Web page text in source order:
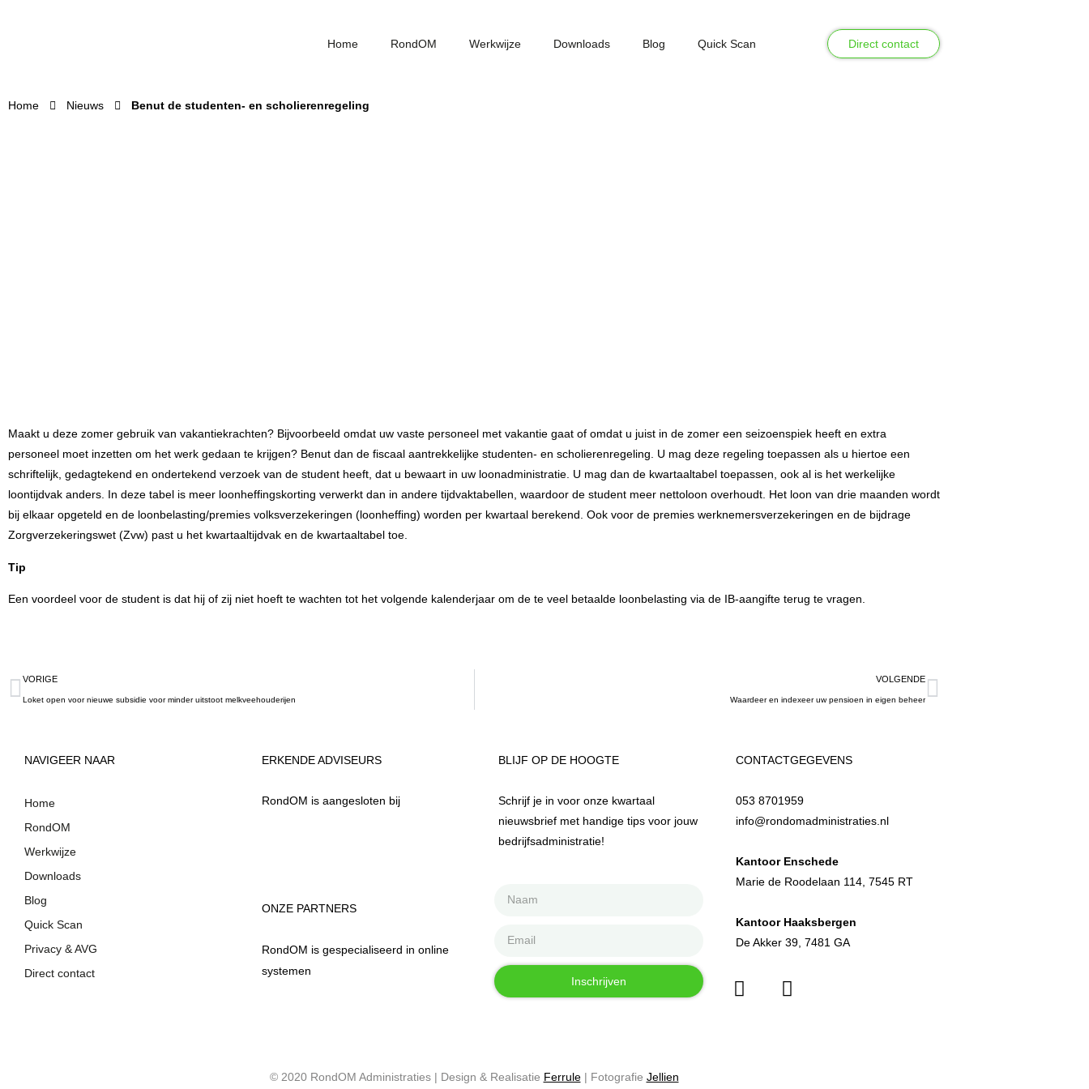
Home RondOM Werkwijze Downloads Blog Quick Scan Direct contact
Home Nieuws Benut de studenten- en scholierenregeling
Maakt u deze zomer gebruik van vakantiekrachten? Bijvoorbeeld omdat uw vaste personeel met vakantie gaat of omdat u juist in de zomer een seizoenspiek heeft en extra
personeel moet inzetten om het werk gedaan te krijgen? Benut dan de fiscaal aantrekkelijke studenten- en scholierenregeling. U mag deze regeling toepassen als u hiertoe een
schriftelijk, gedagtekend en ondertekend verzoek van de student heeft, dat u bewaart in uw loonadministratie. U mag dan de kwartaaltabel toepassen, ook al is het werkelijke
loontijdvak anders. In deze tabel is meer loonheffingskorting verwerkt dan in andere tijdvaktabellen, waardoor de student meer nettoloon overhoudt. Het loon van drie maanden wordt
bij elkaar opgeteld en de loonbelasting/premies volksverzekeringen (loonheffing) worden per kwartaal berekend. Ook voor de premies werknemersverzekeringen en de bijdrage
Zorgverzekeringswet (Zvw) past u het kwartaaltijdvak en de kwartaaltabel toe.
Tip
Een voordeel voor de student is dat hij of zij niet hoeft te wachten tot het volgende kalenderjaar om de te veel betaalde loonbelasting via de IB-aangifte terug te vragen.
VORIGE
Loket open voor nieuwe subsidie voor minder uitstoot melkveehouderijen
VOLGENDE
Waardeer en indexeer uw pensioen in eigen beheer
NAVIGEER NAAR
Home
RondOM
Werkwijze
Downloads
Blog
Quick Scan
Privacy & AVG
Direct contact
ERKENDE ADVISEURS
RondOM is aangesloten bij
ONZE PARTNERS
RondOM is gespecialiseerd in online
systemen
BLIJF OP DE HOOGTE
Schrijf je in voor onze kwartaal
nieuwsbrief met handige tips voor jouw
bedrijfsadministratie!
Inschrijven
CONTACTGEGEVENS
053 8701959
info@rondomadministraties.nl
Kantoor Enschede
Marie de Roodelaan 114, 7545 RT
Kantoor Haaksbergen
De Akker 39, 7481 GA
© 2020 RondOM Administraties | Design & Realisatie Ferrule| Fotografie Jellien